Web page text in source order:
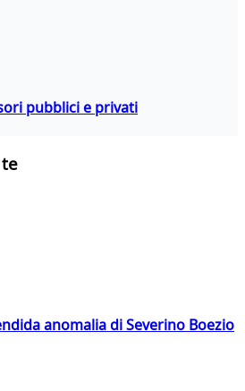
pubblici e privati
anomalia di Severino Boezio